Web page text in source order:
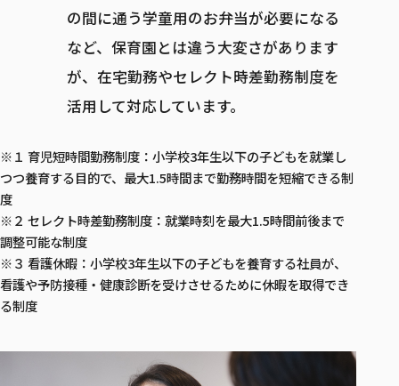
の間に通う学童用のお弁当が必要になる
など、保育園とは違う大変さがあります
が、在宅勤務やセレクト時差勤務制度を
活用して対応しています。
※１ 育児短時間勤務制度：小学校3年生以下の子どもを就業し
つつ養育する目的で、最大1.5時間まで勤務時間を短縮できる制
度
※２ セレクト時差勤務制度：就業時刻を最大1.5時間前後まで
調整可能な制度
※３ 看護休暇：小学校3年生以下の子どもを養育する社員が、
看護や予防接種・健康診断を受けさせるために休暇を取得でき
る制度